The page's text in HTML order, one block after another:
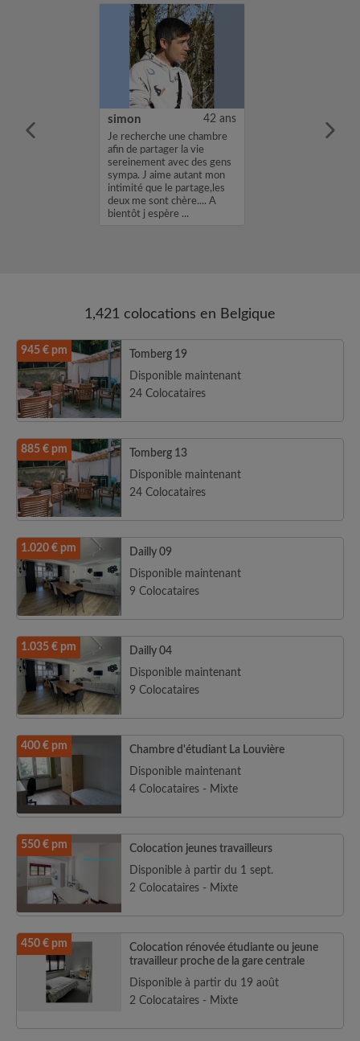
Maria
simon 42 ans
Je recherche une chambre
afin de partager la vie
sereinement avec des gens
sympa. J aime autant mon
intimité que le partage,les
deux me sont chère.... A
bientôt j espère ...
1,421 colocations en Belgique
945 € pm
Tomberg 19
Disponible maintenant
24 Colocataires
885 € pm
Tomberg 13
Disponible maintenant
24 Colocataires
1.020 € pm
Dailly 09
Disponible maintenant
9 Colocataires
1.035 € pm
Dailly 04
Disponible maintenant
9 Colocataires
400 € pm
Chambre d'étudiant La Louvière
Disponible maintenant
4 Colocataires - Mixte
550 € pm
Colocation jeunes travailleurs
Disponible à partir du 1 sept.
2 Colocataires - Mixte
450 € pm
Colocation rénovée étudiante ou jeune
travailleur proche de la gare centrale
Disponible à partir du 19 août
2 Colocataires - Mixte